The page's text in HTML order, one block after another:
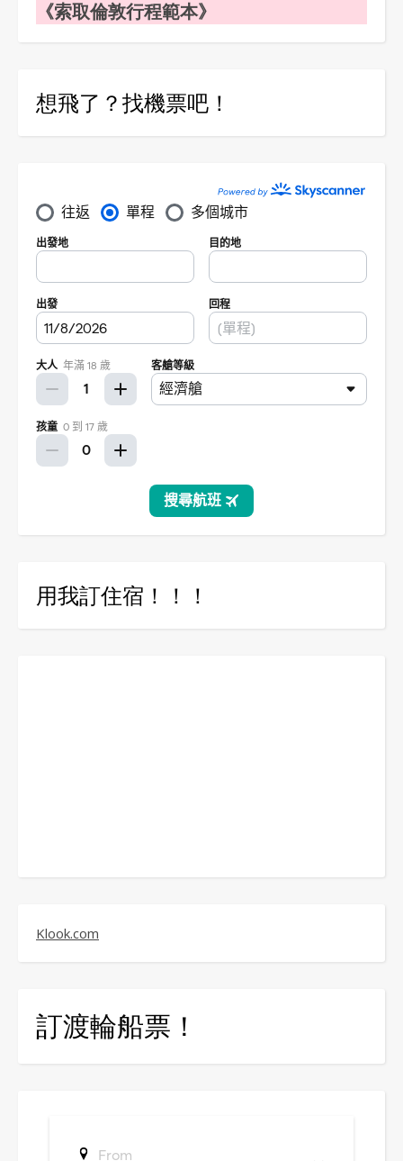
《索取倫敦行程範本》
想飛了？找機票吧！
用我訂住宿！！！
Klook.com
訂渡輪船票！